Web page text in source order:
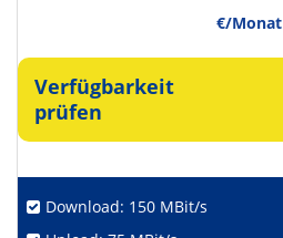
€/Monat
Verfügbarkeit
prüfen
Download: 150 MBit/s